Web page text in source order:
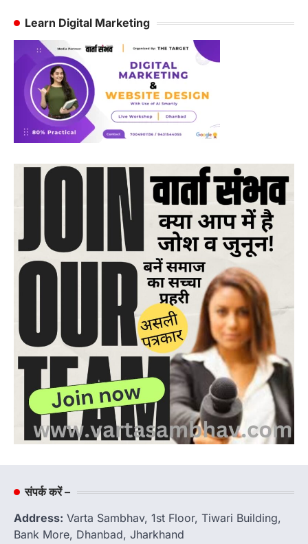
Learn Digital Marketing
संपर्क करें –
Address: Varta Sambhav, 1st Floor, Tiwari Building,
Bank More, Dhanbad, Jharkhand